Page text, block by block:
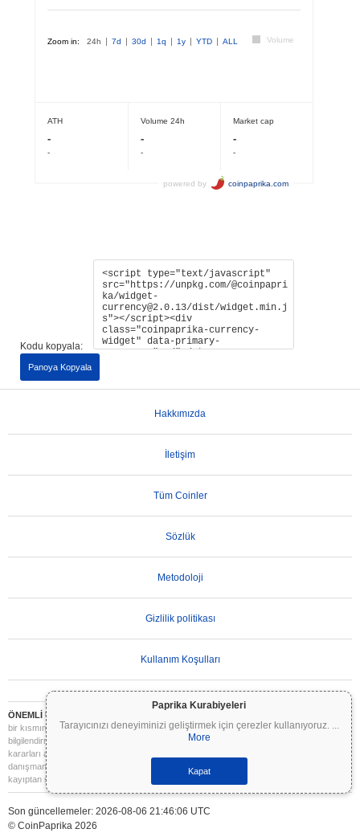
Paprika Kurabiyeleri
Tarayıcınızı deneyiminizi geliştirmek için çerezler kullanıyoruz. ...
More
Kapat
Kodu kopyala:
Panoya Kopyala
Hakkımızda
İletişim
Tüm Coinler
Sözlük
Metodoloji
Gizlilik politikası
Kullanım Koşulları
ÖNEMLİ UYARI:
bir kısmını veya tamamını kaybedebilirsiniz. Coinpaprika üzerindeki tüm bilgiler yalnızca
bilgilendirme amaçlıdır ve finansal veya yatırım tavsiyesi niteliği taşımaz. Yatırım
kararları almadan önce daima kendi araştırmanızı yapın (DYOR) ve nitelikli bir finansal
danışmana başvurun. Coinpaprika, bu bilgilerin kullanımından kaynaklanan herhangi bir
kayıptan sorumlu değildir.
Son güncellemeler: 2026-08-06 21:46:06 UTC
© CoinPaprika 2026